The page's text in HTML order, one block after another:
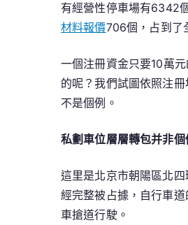
有經營性停車場有6342
材料報價706個，占到了
一個注冊資金只要10萬
的呢？我們試圖依照注
不是個例。
私劃車位層層轉包并非個
這里是北京市朝陽區北
經完整被占據，自行車
車搶道行駛。